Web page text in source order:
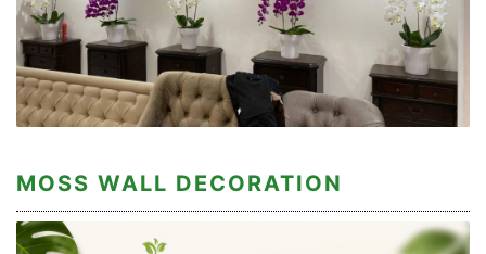
MOSS WALL DECORATION